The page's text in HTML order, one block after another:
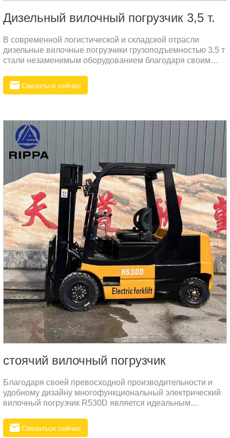
Дизельный вилочный погрузчик 3,5 т.
В современной логистической и складской отрасли
дизельные вилочные погрузчики грузоподъемностью 3,5 т
стали незаменимым оборудованием благодаря своим
взять в качестве примера R535N, то этот вилочный
погрузчик имеет рабочий вес 3500 кг, номинальную
различных тяжелых операций.
Связаться сейчас
стоячий вилочный погрузчик
Благодаря своей превосходной производительности и
удобному дизайну многофункциональный электрический
вилочный погрузчик R530D является идеальным
Связаться сейчас